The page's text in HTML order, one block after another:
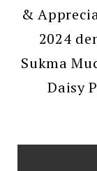
&
2024
Sukma
Daisy